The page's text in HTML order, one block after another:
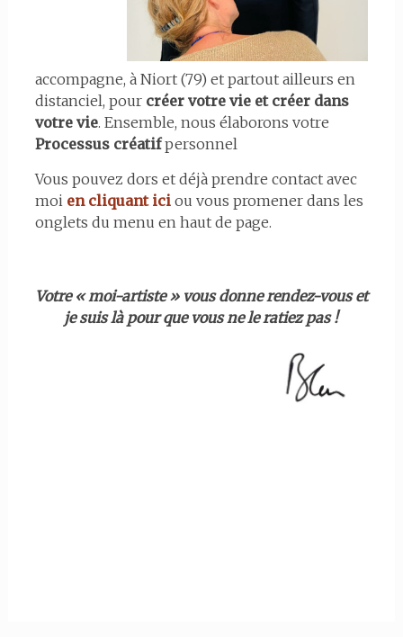
accompagne, à Niort (79) et partout ailleurs en
distanciel, pourcréer votre vie et créer dans
votre vie. Ensemble, nous élaborons votre
Processus créatifpersonnel
Vous pouvez dors et déjà prendre contact avec
moi en cliquant ici ou vous promener dans les
onglets du menu en haut de page.
Votre « moi-artiste » vous donne rendez-vous et
je suis là pour que vous ne le ratiez pas !